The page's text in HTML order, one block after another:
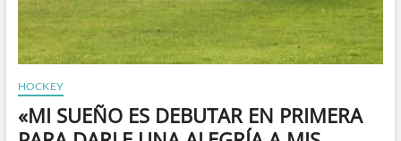
HOCKEY
«MI SUEÑO ES DEBUTAR EN PRIMERA